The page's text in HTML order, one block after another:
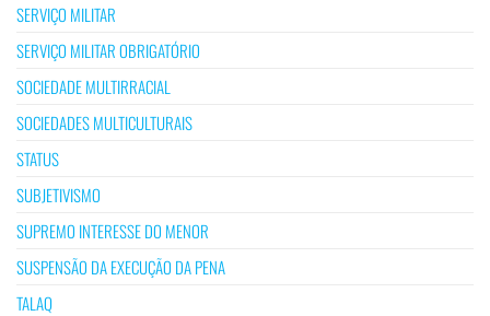
SERVIÇO MILITAR
SERVIÇO MILITAR OBRIGATÓRIO
SOCIEDADE MULTIRRACIAL
SOCIEDADES MULTICULTURAIS
STATUS
SUBJETIVISMO
SUPREMO INTERESSE DO MENOR
SUSPENSÃO DA EXECUÇÃO DA PENA
TALAQ